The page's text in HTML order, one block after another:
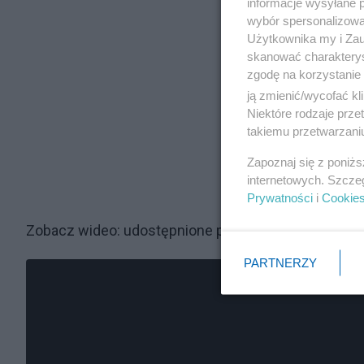
Zobacz wideo: udostępnione przez Sky News
wybór
Użytkownika my i
skanować
zgodę na
ją zmienić/wycofać
Niektóre rodzaje
takiemu
Zapoznaj się z
internetowych.
Prywatności i Cookies
PARTNERZY